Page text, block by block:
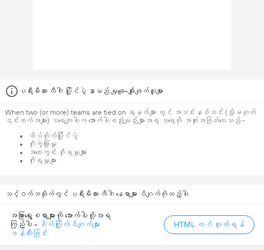
ပရီးမီးယား လီဂါ ပြိုင်ပွဲ နာမည် မျှချေ-ချိုးဖျက်သူများ
When two (or more) teams are tied on ရမှတ်များ တွင် အသင်းနှစ်သင်း (သို့မဟုတ်
၎င်းထက်အများ) သရေကျပါက အောက်ပါစည်းမျဉ်းများအရ သရေကို အဆုံးအဖြတ်ပေးသည် -
ထိပ်တိုက်ပြိုင်ပွဲ
ဂိုးကွဲပြားမှု
အဝေးကွင်း ဂိုးရမှုများ
ဂိုးရမှုများ
သင့်ဝက်ဘဆိုက်တွင် ပရီးမီးယား လီဂါ နေရာများ ဝိဂျက်ကိုထည့်ပါ
အခြားရွေးစရာများကို အောက်ပါတို့အရ
ကြည့်ပါ - စိတ်ကြိုက်ဝိဂျက်များ
ဖန်တီးခြင်း
HTML တဂ် ထုတ်ရန်